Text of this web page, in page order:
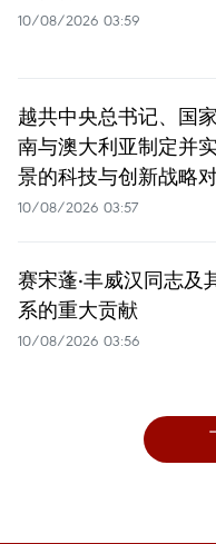
10/08/2026 03:59
越共中央总书记、国
南与澳大利亚制定并
景的科技与创新战略
10/08/2026 03:57
赛宋蓬·丰威汉同志及
系的重大贡献
10/08/2026 03:56